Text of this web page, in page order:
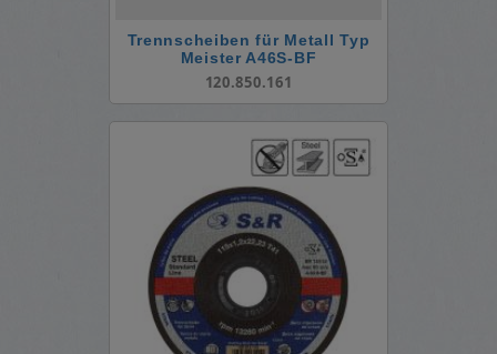
Trennscheiben für Metall Typ
Meister A46S-BF
120.850.161